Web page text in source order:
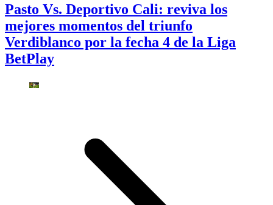
Pasto Vs. Deportivo Cali: reviva los
mejores momentos del triunfo
Verdiblanco por la fecha 4 de la Liga
BetPlay